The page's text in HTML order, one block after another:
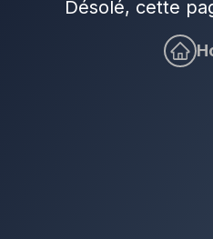
Désolé, cette